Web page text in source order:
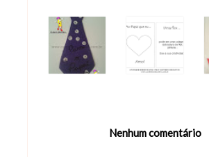
Nenhum comentário